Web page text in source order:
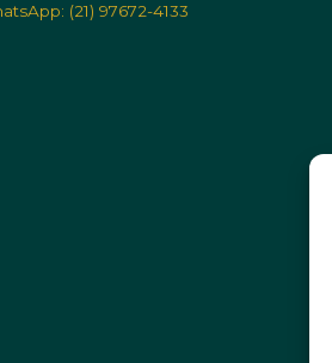
(21) 97672-4133